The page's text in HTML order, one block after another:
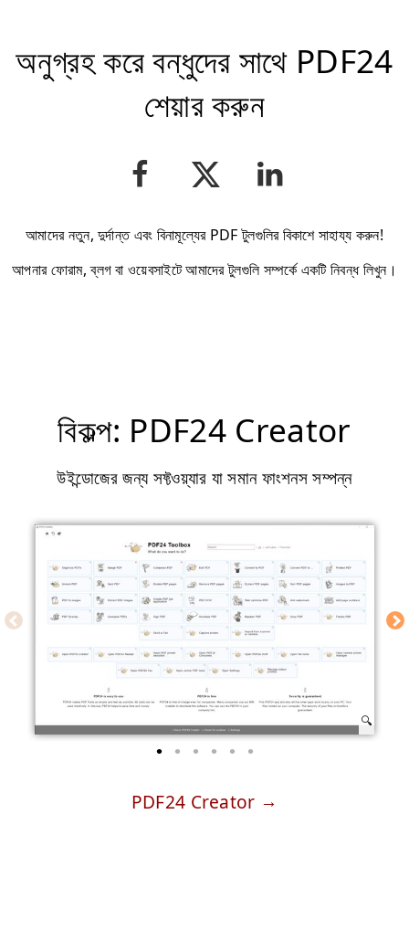
অনুগ্রহ করে বন্ধুদের সাথে PDF24
শেয়ার করুন
আমাদের নতুন, দুর্দান্ত এবং বিনামূল্যের PDF টুলগুলির বিকাশে সাহায্য করুন!
আপনার ফোরাম, ব্লগ বা ওয়েবসাইটে আমাদের টুলগুলি সম্পর্কে একটি নিবন্ধ লিখুন।
বিকল্প: PDF24 Creator
উইন্ডোজের জন্য সফ্টওয়্যার যা সমান ফাংশনস সম্পন্ন
PDF24 Creator